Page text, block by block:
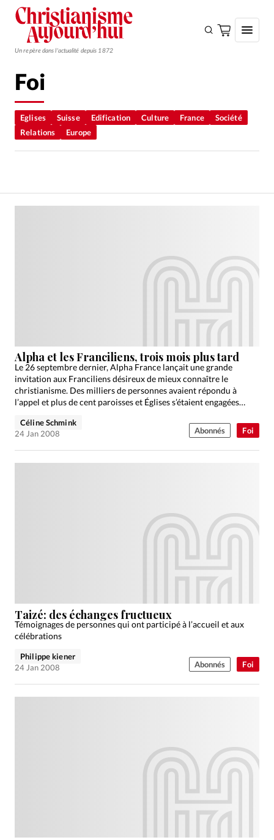
Un repère dans l'actualité depuis 1872
Monde
Eglises
Actualité internationale
Chronique
Culture
Dossier
Eglises Foi Génération réveil
Monde
Opinions
Publireportage
Relations Aujourd'hui
Société
Tour du monde des Eglises
Trait d'Ixène
Vécu
Vie Intérieure
Foi
Eglises Suisse Edification Culture France
Société
Relations
Europe
Foi
Alpha et les Franciliens, trois mois plus tard
Le 26 septembre dernier, Alpha France lançait une grande
invitation aux Franciliens désireux de mieux connaître le
christianisme. Des milliers de personnes avaient répondu à
l’appel et plus de cent paroisses et Églises s’étaient engagées…
Céline Schmink
24 Jan 2008
Abonnés
Foi
Taizé: des échanges fructueux
Témoignages de personnes qui ont participé à l’accueil et aux
célébrations
Philippe kiener
24 Jan 2008
Abonnés